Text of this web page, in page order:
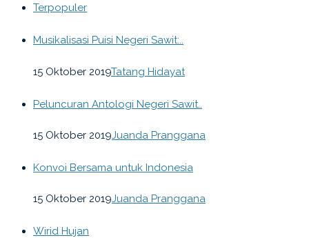
Terpopuler
Musikalisasi Puisi Negeri Sawit:..
15 Oktober 2019Tatang Hidayat
Peluncuran Antologi Negeri Sawit..
15 Oktober 2019Juanda Pranggana
Konvoi Bersama untuk Indonesia
15 Oktober 2019Juanda Pranggana
Wirid Hujan